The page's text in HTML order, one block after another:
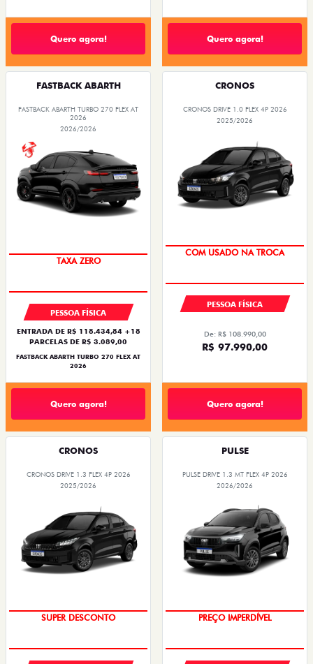
Quero agora! Quero agora!
FASTBACK ABARTH
FASTBACK ABARTH TURBO 270 FLEX AT
2026
2026/2026
SAIA DE FIAT 0KM
PESSOA FÍSICA
ENTRADA DE R$ 118.434,84 +18
PARCELAS DE R$ 3.089,00
FASTBACK ABARTH TURBO 270 FLEX AT
2026
Quero agora!
CRONOS
CRONOS DRIVE 1.0 FLEX 4P 2026
2025/2026
SUPER DESCONTO
PESSOA FÍSICA
De: R$ 108.990,00
R$ 97.990,00
Quero agora!
CRONOS
CRONOS DRIVE 1.3 FLEX 4P 2026
2025/2026
BÔNUS DE ATÉ R$ 14 MIL
PULSE
PULSE DRIVE 1.3 MT FLEX 4P 2026
2026/2026
OPORTUNIDADE